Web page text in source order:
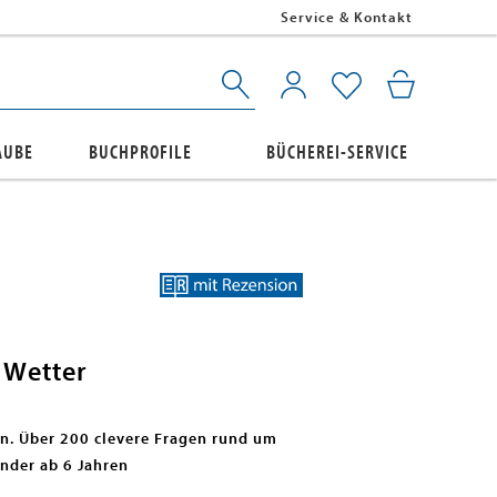
Service & Kontakt
BUCHPROFILE BÜCHEREI-SERVICE
Über 200 clevere Fragen rund um
ab 6 Jahren